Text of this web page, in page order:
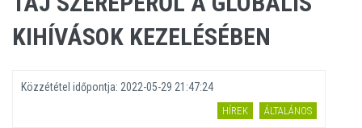
KIHÍVÁSOK KEZELÉSÉBEN
Közzététel időpontja: 2022-05-29 21:47:24
HÍREK ÁLTALÁNOS